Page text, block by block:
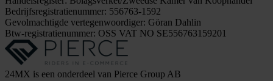
Bedrijfsregistratienummer: 556763-1592
Gevolmachtigde vertegenwoordiger: Göran Dahlin
Btw-registratienummer: OSS VAT NO SE556763159201
24MX is een onderdeel van Pierce Group AB